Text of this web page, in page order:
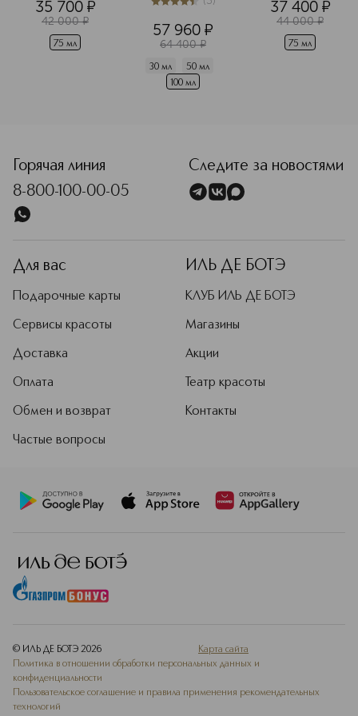
35 700 ¤
42 000 ¤
75 мл
4.4из53
57 960 ¤
64 400 ¤
30 мл
50 мл
100 мл
37 400 ¤
44 000 ¤
75 мл
Горячая линия
8-800-100-00-05
Следите за новостями
Для вас
Подарочные карты
Сервисы красоты
Доставка
Оплата
Обмен и возврат
Частые вопросы
ИЛЬ ДЕ БОТЭ
КЛУБ ИЛЬ ДЕ БОТЭ
Магазины
Акции
Театр красоты
Контакты
© ИЛЬ ДЕ БОТЭ 2026
Карта сайта
Политика в отношении обработки персональных данных и
конфиденциальности
Пользовательское соглашение и правила применения рекомендательных
технологий